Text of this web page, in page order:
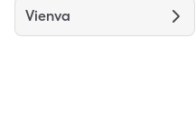
Vienva